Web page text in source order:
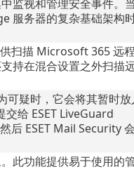
监视和管理安全事件。
服务器的复杂基础架构
扫描 Microsoft 365 远
持在混合设置之外扫描
可疑时，它会将其暂时放
给 ESET LiveGuard
后 ESET Mail Security
此功能提供易于使用的